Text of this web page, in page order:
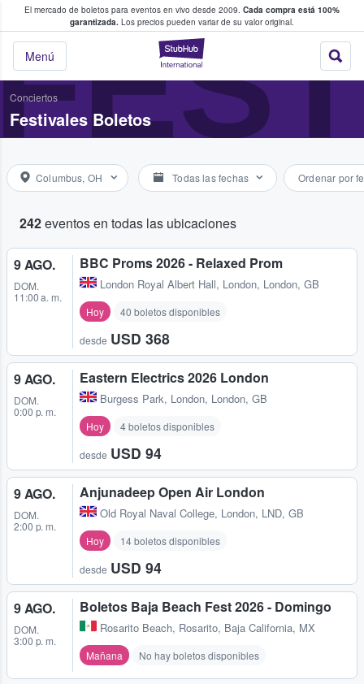
El mercado de boletos para eventos en vivo desde 2009. Cada compra está 100%
garantizada. Los precios pueden variar de su valor original.
StubHub: donde
Menú
fans compran y venden boletos
Conciertos
Festivales Boletos
Columbus, OH Todas las fechas Ordenar por
242eventos en todas las ubicaciones
9 AGO.
DOM.
11:00 a. m.
BBC Proms 2026 - Relaxed Prom
London Royal Albert Hall, London, London, GB
Hoy 40 boletos disponibles
desde USD 368
9 AGO.
DOM.
0:00 p. m.
Eastern Electrics 2026 London
Burgess Park, London, London, GB
Hoy 4 boletos disponibles
desde USD 94
9 AGO.
DOM.
2:00 p. m.
Anjunadeep Open Air London
Old Royal Naval College, London, LND, GB
Hoy 14 boletos disponibles
desde USD 94
9 AGO.
DOM.
3:00 p. m.
Boletos Baja Beach Fest 2026 - Domingo
Rosarito Beach, Rosarito, Baja California, MX
Mañana No hay boletos disponibles